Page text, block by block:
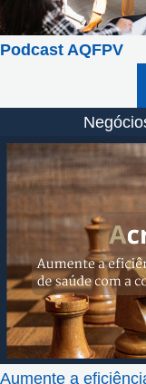
Podcast AQFPV
Aumente a